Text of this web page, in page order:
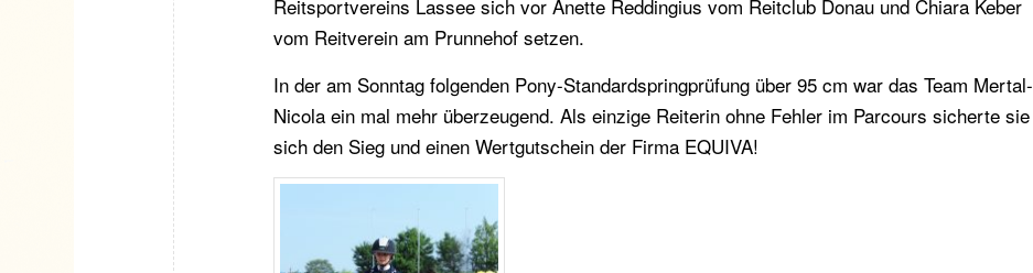
Reitsportvereins Lassee sich vor Anette Reddingius vom Reitclub Donau und Chiara Keber
vom Reitverein am Prunnehof setzen.
In der am Sonntag folgenden Pony-Standardspringprüfung über 95 cm war das Team Mertal-
Nicola ein mal mehr überzeugend. Als einzige Reiterin ohne Fehler im Parcours sicherte sie
sich den Sieg und einen Wertgutschein der Firma EQUIVA!